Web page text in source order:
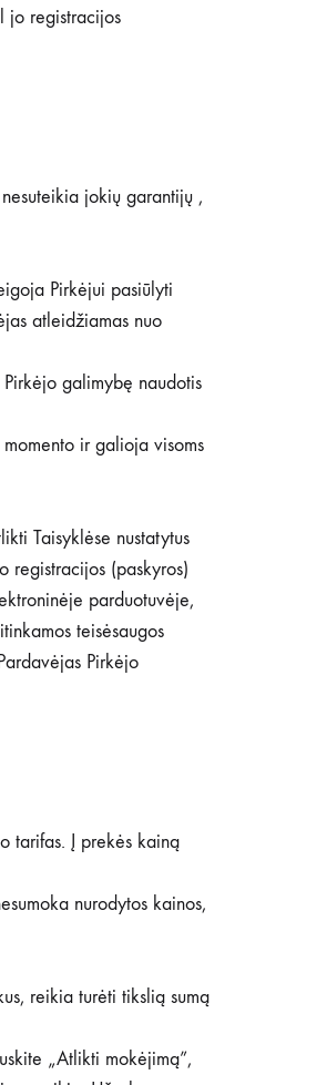
jo registracijos
jokių garantijų ,
Pirkėjui pasiūlyti
atleidžiamas nuo
galimybę naudotis
ir galioja visoms
Taisyklėse nustatytus
registracijos (paskyros)
parduotuvėje,
teisėsaugos
Pirkėjo
tarifas. Į prekės kainą
nurodytos kainos,
reikia turėti tikslią sumą
„Atlikti mokėjimą”,